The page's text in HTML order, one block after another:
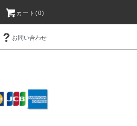
カート(0)
お問い合わせ